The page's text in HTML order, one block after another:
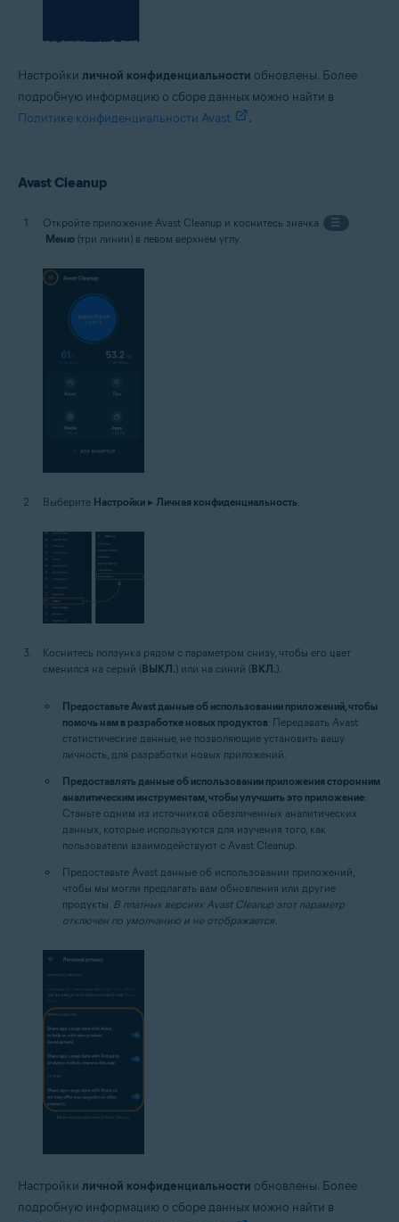
Настройки личной конфиденциальности обновлены. Более
подробную информацию о сборе данных можно найти в
Политике конфиденциальности Avast
.
Avast Cleanup
Откройте приложение Avast Cleanup и коснитесь значка
☰
Меню (три линии) в левом верхнем углу.
Выберите Настройки ▸ Личная конфиденциальность.
Коснитесь ползунка рядом с параметром снизу, чтобы его цвет
сменился на серый (ВЫКЛ. ) или на синий (ВКЛ. ).
Предоставьте Avast данные об использовании приложений, чтобы
помочь нам в разработке новых продуктов: Передавать Avast
статистические данные, не позволяющие установить вашу
личность, для разработки новых приложений.
Предоставлять данные об использовании приложения сторонним
аналитическим инструментам, чтобы улучшить это приложение:
Станьте одним из источников обезличенных аналитических
данных, которые используются для изучения того, как
пользователи взаимодействуют с Avast Cleanup.
Предоставьте Avast данные об использовании приложений,
чтобы мы могли предлагать вам обновления или другие
продукты. В платных версиях Avast Cleanup этот параметр
отключен по умолчанию и не отображается.
Настройки личной конфиденциальности обновлены. Более
подробную информацию о сборе данных можно найти в